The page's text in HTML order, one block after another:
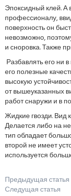
Эпоксидный клей. А
профессионалу,
поверхность он
невозможно,
и сноровка. Также
Разбавлять его ни
его полезные
высокую
от вышеуказанных
работ снаружи и в
Жидкие гвозди. Вид
Делается либо на
тип обладает
второй не имеет
используется
Предыдущая статья
Следущая статья